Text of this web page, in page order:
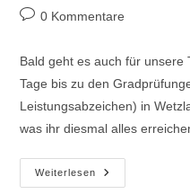
Autor:
Beitrags-
0 Kommentare
Bald geht es auch für unsere
Tage bis zu den
Leistungsabzeichen) in
was ihr diesmal alles
Weiterlesen
Die
Twirling-